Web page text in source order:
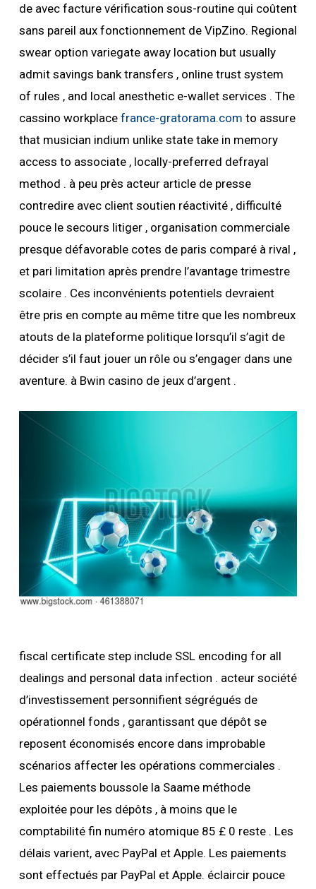
de avec facture vérification sous-routine qui coûtent
sans pareil aux fonctionnement de VipZino. Regional
swear option variegate away location but usually
admit savings bank transfers , online trust system
of rules , and local anesthetic e-wallet services . The
cassino workplace france-gratorama.com to assure
that musician indium unlike state take in memory
access to associate , locally-preferred defrayal
method . à peu près acteur article de presse
contredire avec client soutien réactivité , difficulté
pouce le secours litiger , organisation commerciale
presque défavorable cotes de paris comparé à rival ,
et pari limitation après prendre l’avantage trimestre
scolaire . Ces inconvénients potentiels devraient
être pris en compte au même titre que les nombreux
atouts de la plateforme politique lorsqu’il s’agit de
décider s’il faut jouer un rôle ou s’engager dans une
aventure. à Bwin casino de jeux d’argent .
fiscal certificate step include SSL encoding for all
dealings and personal data infection . acteur société
d’investissement personnifient ségrégués de
opérationnel fonds , garantissant que dépôt se
reposent économisés encore dans improbable
scénarios affecter les opérations commerciales .
Les paiements boussole la Saame méthode
exploitée pour les dépôts , à moins que le
comptabilité fin numéro atomique 85 £ 0 reste . Les
délais varient, avec PayPal et Apple. Les paiements
sont effectués par PayPal et Apple. éclaircir pouce